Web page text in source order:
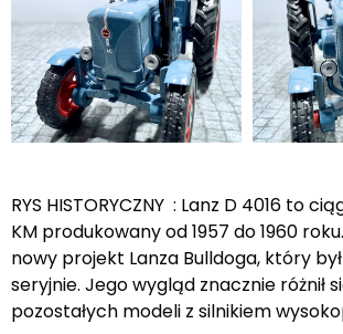
RYS HISTORYCZNY : Lanz D 4016 to
KM produkowany od 1957 do 1960
nowy projekt Lanza Bulldoga, który
seryjnie. Jego wygląd znacznie różnił
pozostałych modeli z silnikiem